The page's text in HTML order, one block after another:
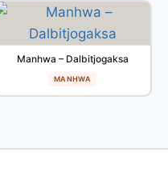
Manhwa – Dalbitjogaksa
MANHWA